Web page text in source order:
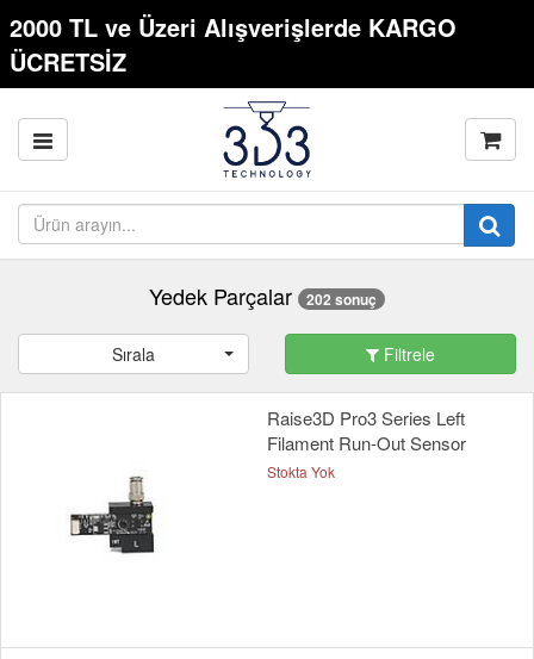
2000 TL ve Üzeri Alışverişlerde KARGO
ÜCRETSİZ
Yedek Parçalar 202 sonuç
Sırala Filtrele
Raise3D Pro3 Series Left
Filament Run-Out Sensor
Stokta Yok